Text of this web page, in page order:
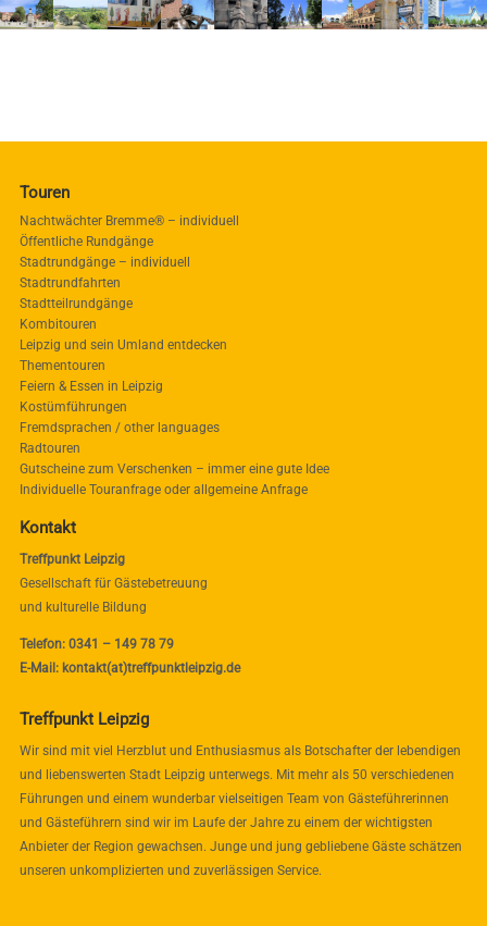
Touren
Nachtwächter Bremme® – individuell
Öffentliche Rundgänge
Stadtrundgänge – individuell
Stadtrundfahrten
Stadtteilrundgänge
Kombitouren
Leipzig und sein Umland entdecken
Thementouren
Feiern & Essen in Leipzig
Kostümführungen
Fremdsprachen / other languages
Radtouren
Gutscheine zum Verschenken – immer eine gute Idee
Individuelle Touranfrage oder allgemeine Anfrage
Kontakt
Treffpunkt Leipzig
Gesellschaft für Gästebetreuung
und kulturelle Bildung
Telefon: 0341 – 149 78 79
E-Mail: kontakt(at)treffpunktleipzig.de
Treffpunkt Leipzig
Wir sind mit viel Herzblut und Enthusiasmus als Botschafter der lebendigen
und liebenswerten Stadt Leipzig unterwegs. Mit mehr als 50 verschiedenen
Führungen und einem wunderbar vielseitigen Team von Gästeführerinnen
und Gästeführern sind wir im Laufe der Jahre zu einem der wichtigsten
Anbieter der Region gewachsen. Junge und jung gebliebene Gäste schätzen
unseren unkomplizierten und zuverlässigen Service.